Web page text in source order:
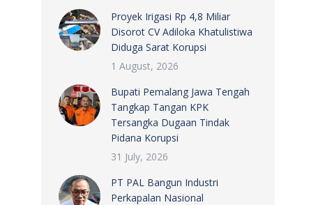
Proyek Irigasi Rp 4,8 Miliar
Disorot CV Adiloka Khatulistiwa
Diduga Sarat Korupsi
1 August, 2026
Bupati Pemalang Jawa Tengah
Tangkap Tangan KPK
Tersangka Dugaan Tindak
Pidana Korupsi
31 July, 2026
PT PAL Bangun Industri
Perkapalan Nasional